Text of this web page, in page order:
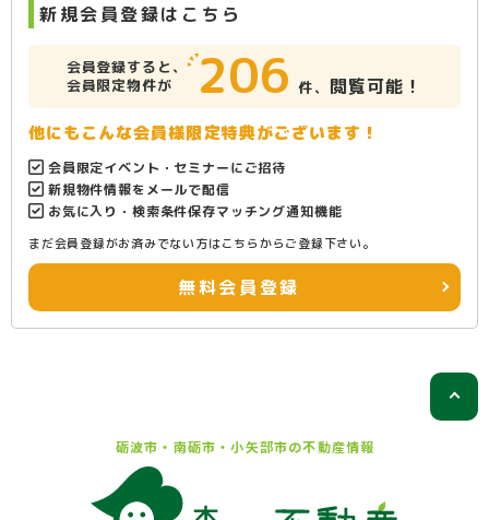
新規会員登録はこちら
会員登録すると、
会員限定物件が
206 件、 閲覧可能！
他にもこんな会員様限定特典がございます！
会員限定イベント・セミナーにご招待
新規物件情報をメールで配信
お気に入り・検索条件保存マッチング通知機能
まだ会員登録がお済みでない方はこちらからご登録下さい。
無料会員登録
砺波市・南砺市・小矢部市の不動産情報